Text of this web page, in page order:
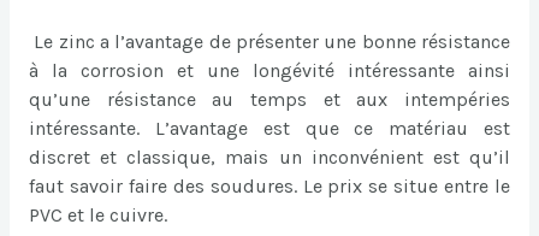
Le zinc a l’avantage de présenter une bonne résistance
à la corrosion et une longévité intéressante ainsi
qu’une résistance au temps et aux intempéries
intéressante. L’avantage est que ce matériau est
discret et classique, mais un inconvénient est qu’il
faut savoir faire des soudures. Le prix se situe entre le
PVC et le cuivre.